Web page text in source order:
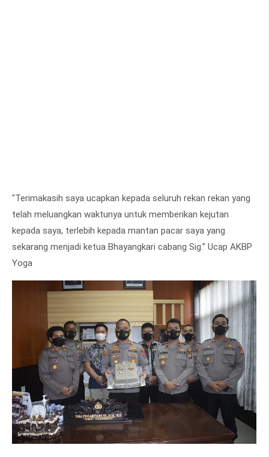
"Terimakasih saya ucapkan kepada seluruh rekan rekan yang
telah meluangkan waktunya untuk memberikan kejutan
kepada saya, terlebih kepada mantan pacar saya yang
sekarang menjadi ketua Bhayangkari cabang Sig.” Ucap AKBP
Yoga